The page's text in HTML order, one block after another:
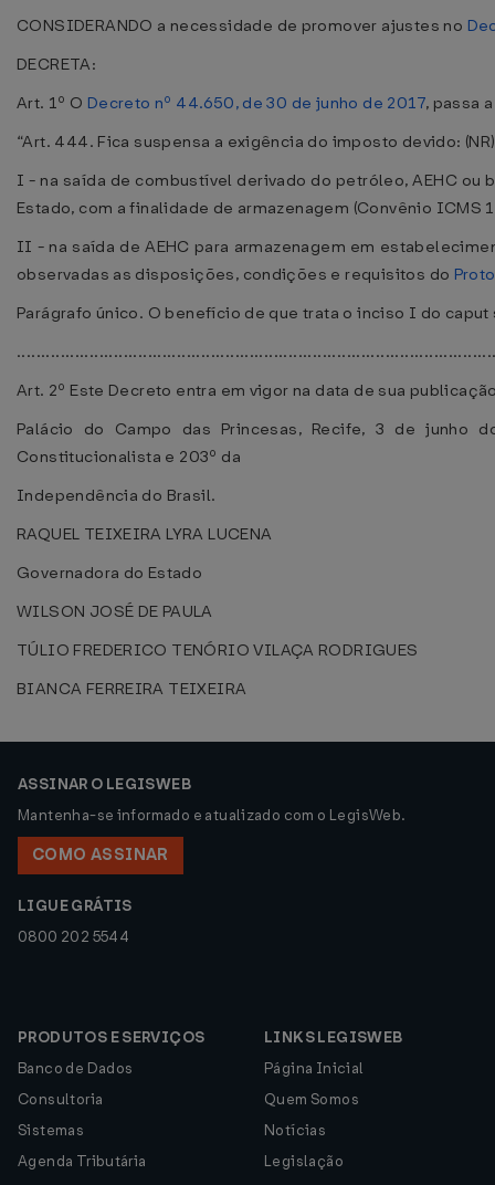
CONSIDERANDO a necessidade de promover ajustes no
DECRETA:
Art. 1º O Decreto nº 44.650, de 30 de junho de 2017, passa
“Art. 444. Fica suspensa a exigência do imposto devido: (NR)
I - na saída de combustível derivado do petróleo, AEHC
Estado, com a finalidade de armazenagem (Convênio ICMS
II - na saída de AEHC para armazenagem em
observadas as disposições, condições e requisitos do
Parágrafo único. O benefício de que trata o inciso I do caput
Art. 2º Este Decreto entra em vigor na data de sua
Palácio do Campo das Princesas, Recife, 3 de junho
Constitucionalista e 203º da
Independência do Brasil.
RAQUEL TEIXEIRA LYRA LUCENA
Governadora do Estado
WILSON JOSÉ DE PAULA
TÚLIO FREDERICO TENÓRIO VILAÇA RODRIGUES
BIANCA FERREIRA TEIXEIRA
ASSINAR O LEGISWEB
Mantenha-se informado e atualizado com o LegisWeb.
COMO ASSINAR
LIGUE GRÁTIS
0800 202 5544
PRODUTOS E SERVIÇOS
Banco de Dados
Consultoria
Sistemas
Agenda Tributária
LINKS LEGISWEB
Página Inicial
Quem Somos
Notícias
Legislação